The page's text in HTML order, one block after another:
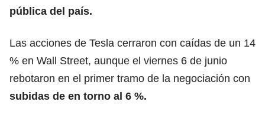
pública del país.
Las acciones de Tesla cerraron con caídas de un 14
% en Wall Street, aunque el viernes 6 de junio
rebotaron en el primer tramo de la negociación con
subidas de en torno al 6 %.